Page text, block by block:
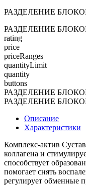
РАЗДЕЛЕНИЕ
РАЗДЕЛЕНИЕ
rating
price
priceRanges
quantityLimit
quantity
buttons
РАЗДЕЛЕНИЕ
РАЗДЕЛЕНИЕ
Описание
Характеристики
Комплекс-актив
коллагена и
способствует
помогает снять
регулирует обменные